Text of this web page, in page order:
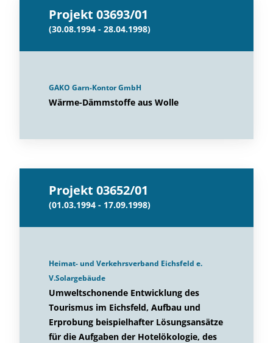
Projekt 03693/01
(30.08.1994 - 28.04.1998)
GAKO Garn-Kontor GmbH
Wärme-Dämmstoffe aus Wolle
Projekt 03652/01
(01.03.1994 - 17.09.1998)
Heimat- und Verkehrsverband Eichsfeld e.
V.Solargebäude
Umweltschonende Entwicklung des
Tourismus im Eichsfeld, Aufbau und
Erprobung beispielhafter Lösungsansätze
für die Aufgaben der Hotelökologie, des